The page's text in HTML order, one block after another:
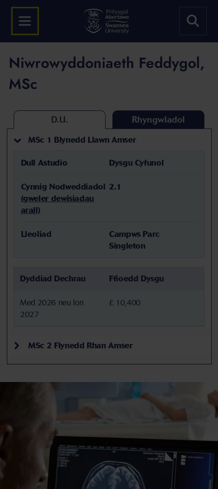
Niwrowyddoniaeth Feddygol,
MSc
D.U. Rhyngwladol
MSc 1 Blynedd Llawn Amser
Dull Astudio Dysgu Cyfunol
Cynnig Nodweddiadol
(gweler dewisiadau
arall)
2.1
Lleoliad
Campws Parc
Singleton
Dyddiad Dechrau Ffioedd Dysgu
Med 2026 neu Ion
2027
£ 10,400
MSc 2 Flynedd Rhan Amser